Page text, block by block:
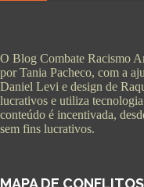
O Blog Combate Racismo
por Tania Pacheco, com a
Daniel Levi e design de
lucrativos e utiliza
conteúdo é incentivada,
sem fins lucrativos.
MAPA DE